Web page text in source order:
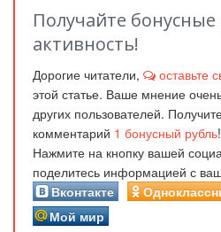
Получайте
активность!
Дорогие читатели, оставьте
этой статье. Ваше мнение
других пользователей.
комментарий 1 бонусный рубль!
Нажмите на кнопку вашей
поделитесь информацией с
Вконтакте
Мой мир